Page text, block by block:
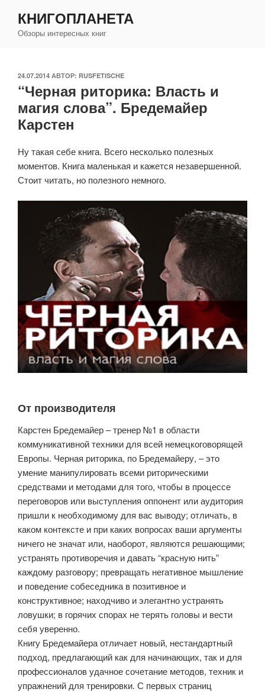
содержимому
КНИГОПЛАНЕТА
Обзоры интересных книг
ОПУБЛИКОВАНО
24.07.2014 АВТОР: RUSFETISCHE
“Черная риторика: Власть и
магия слова”. Бредемайер
Карстен
Ну такая себе книга. Всего несколько полезных
моментов. Книга маленькая и кажется незавершенной.
Стоит читать, но полезного немного.
От производителя
Карстен Бредемайер – тренер №1 в области
коммуникативной техники для всей немецкоговорящей
Европы. Черная риторика, по Бредемайеру, – это
умение манипулировать всеми риторическими
средствами и методами для того, чтобы в процессе
переговоров или выступления оппонент или аудитория
пришли к необходимому для вас выводу; отличать, в
каком контексте и при каких вопросах ваши аргументы
ничего не значат или, наоборот, являются решающими;
устранять противоречия и давать “красную нить”
каждому разговору; превращать негативное мышление
и поведение собеседника в позитивное и
конструктивное; находчиво и элегантно устранять
ловушки; в горячих спорах не терять головы и вести
себя уверенно.
Книгу Бредемайера отличает новый, нестандартный
подход, предлагающий как для начинающих, так и для
профессионалов удачное сочетание методов, техник и
упражнений для тренировки. С первых страниц